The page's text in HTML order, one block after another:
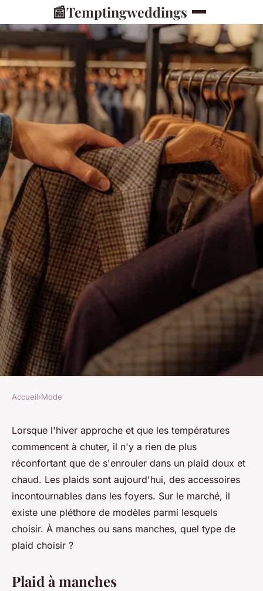
📰Temptingweddings
Quel type de plaid choisir :
plaid à manches ou sans ?
Charles • 20 décembre 2023•2 min de lecture
Accueil›Mode
Lorsque l'hiver approche et que les températures
commencent à chuter, il n'y a rien de plus
réconfortant que de s'enrouler dans un plaid doux et
chaud. Les plaids sont aujourd'hui, des accessoires
incontournables dans les foyers. Sur le marché, il
existe une pléthore de modèles parmi lesquels
choisir. À manches ou sans manches, quel type de
plaid choisir ?
Plaid à manches